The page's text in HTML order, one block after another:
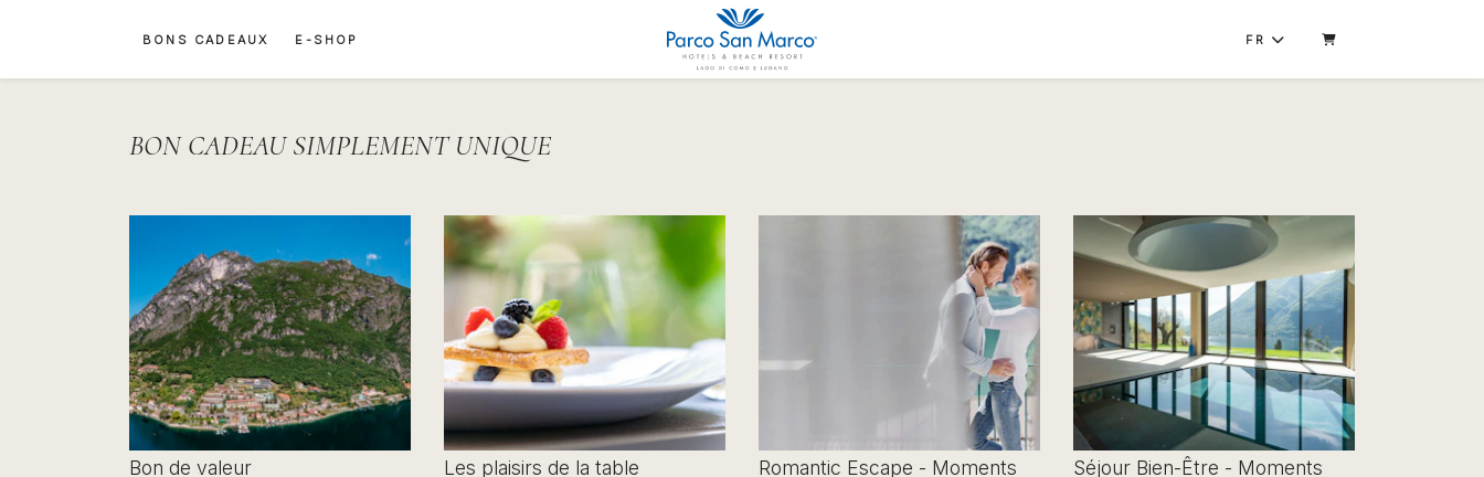
BONS CADEAUX E-SHOP FR PANIER
BON CADEAU SIMPLEMENT UNIQUE
Bon de valeur Les plaisirs de la table
Romantic Escape - Moments
Séjour Bien-Être - Moments